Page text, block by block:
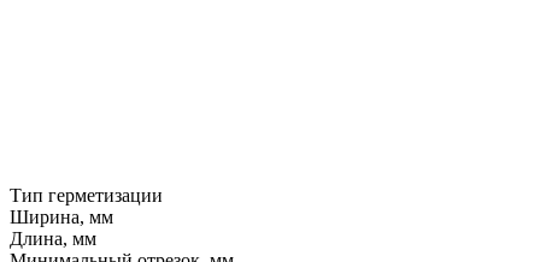
Тип герметизации
Ширина, мм
Длина, мм